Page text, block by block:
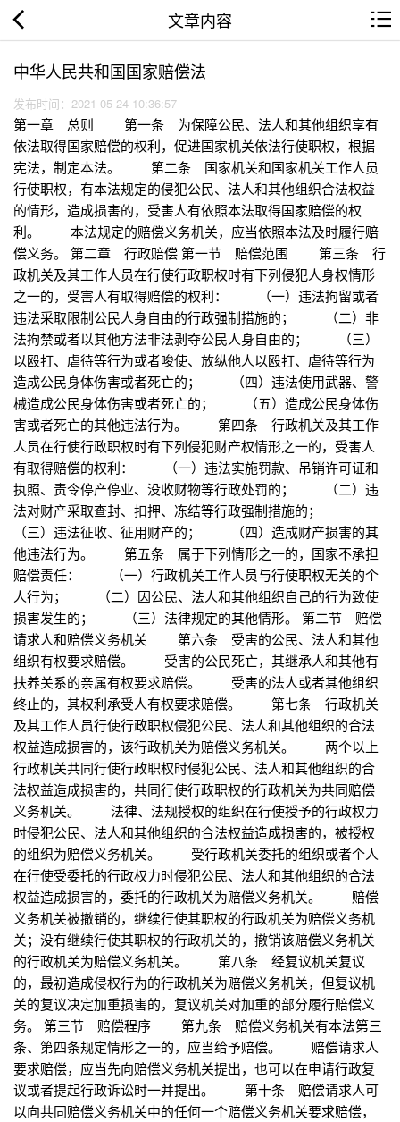
文章内容
中华人民共和国国家赔偿法
发布时间：2021-05-24 10:36:57
第一章 总则 第一条 为保障公民、法人和其他组织享有
依法取得国家赔偿的权利，促进国家机关依法行使职权，根据
宪法，制定本法。 第二条 国家机关和国家机关工作人员
行使职权，有本法规定的侵犯公民、法人和其他组织合法权益
的情形，造成损害的，受害人有依照本法取得国家赔偿的权
利。 本法规定的赔偿义务机关，应当依照本法及时履行赔
偿义务。 第二章 行政赔偿 第一节 赔偿范围 第三条 行
政机关及其工作人员在行使行政职权时有下列侵犯人身权情形
之一的，受害人有取得赔偿的权利： （一）违法拘留或者
违法采取限制公民人身自由的行政强制措施的； （二）非
法拘禁或者以其他方法非法剥夺公民人身自由的； （三）
以殴打、虐待等行为或者唆使、放纵他人以殴打、虐待等行为
造成公民身体伤害或者死亡的； （四）违法使用武器、警
械造成公民身体伤害或者死亡的； （五）造成公民身体伤
害或者死亡的其他违法行为。 第四条 行政机关及其工作
人员在行使行政职权时有下列侵犯财产权情形之一的，受害人
有取得赔偿的权利： （一）违法实施罚款、吊销许可证和
执照、责令停产停业、没收财物等行政处罚的； （二）违
法对财产采取查封、扣押、冻结等行政强制措施的；
（三）违法征收、征用财产的； （四）造成财产损害的其
他违法行为。 第五条 属于下列情形之一的，国家不承担
赔偿责任： （一）行政机关工作人员与行使职权无关的个
人行为； （二）因公民、法人和其他组织自己的行为致使
损害发生的； （三）法律规定的其他情形。 第二节 赔偿
请求人和赔偿义务机关 第六条 受害的公民、法人和其他
组织有权要求赔偿。 受害的公民死亡，其继承人和其他有
扶养关系的亲属有权要求赔偿。 受害的法人或者其他组织
终止的，其权利承受人有权要求赔偿。 第七条 行政机关
及其工作人员行使行政职权侵犯公民、法人和其他组织的合法
权益造成损害的，该行政机关为赔偿义务机关。 两个以上
行政机关共同行使行政职权时侵犯公民、法人和其他组织的合
法权益造成损害的，共同行使行政职权的行政机关为共同赔偿
义务机关。 法律、法规授权的组织在行使授予的行政权力
时侵犯公民、法人和其他组织的合法权益造成损害的，被授权
的组织为赔偿义务机关。 受行政机关委托的组织或者个人
在行使受委托的行政权力时侵犯公民、法人和其他组织的合法
权益造成损害的，委托的行政机关为赔偿义务机关。 赔偿
义务机关被撤销的，继续行使其职权的行政机关为赔偿义务机
关；没有继续行使其职权的行政机关的，撤销该赔偿义务机关
的行政机关为赔偿义务机关。 第八条 经复议机关复议
的，最初造成侵权行为的行政机关为赔偿义务机关，但复议机
关的复议决定加重损害的，复议机关对加重的部分履行赔偿义
务。 第三节 赔偿程序 第九条 赔偿义务机关有本法第三
条、第四条规定情形之一的，应当给予赔偿。 赔偿请求人
要求赔偿，应当先向赔偿义务机关提出，也可以在申请行政复
议或者提起行政诉讼时一并提出。 第十条 赔偿请求人可
以向共同赔偿义务机关中的任何一个赔偿义务机关要求赔偿，